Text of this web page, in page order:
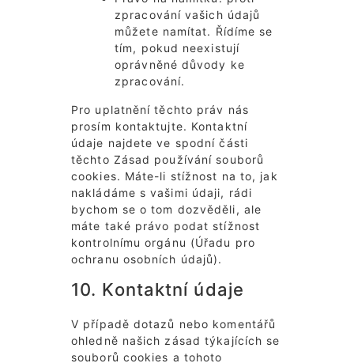
zpracování vašich údajů
můžete namítat. Řídíme se
tím, pokud neexistují
oprávněné důvody ke
zpracování.
Pro uplatnění těchto práv nás
prosím kontaktujte. Kontaktní
údaje najdete ve spodní části
těchto Zásad používání souborů
cookies. Máte-li stížnost na to, jak
nakládáme s vašimi údaji, rádi
bychom se o tom dozvěděli, ale
máte také právo podat stížnost
kontrolnímu orgánu (Úřadu pro
ochranu osobních údajů).
10. Kontaktní údaje
V případě dotazů nebo komentářů
ohledně našich zásad týkajících se
souborů cookies a tohoto